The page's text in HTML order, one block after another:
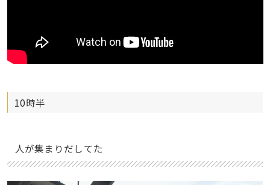
10時半
人が集まりだしてた